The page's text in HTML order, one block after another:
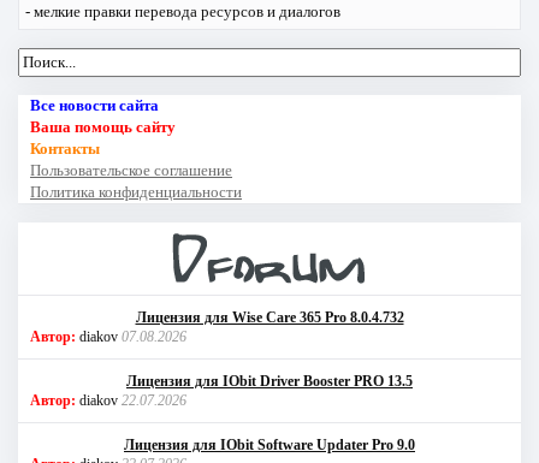
- мелкие правки перевода ресурсов и диалогов
Все новости сайта
Ваша помощь сайту
Контакты
Пользовательское соглашение
Политика конфиденциальности
Лицензия для Wise Care 365 Pro 8.0.4.732
Автор: diakov 07.08.2026
Лицензия для IObit Driver Booster PRO 13.5
Автор: diakov 22.07.2026
Лицензия для IObit Software Updater Pro 9.0